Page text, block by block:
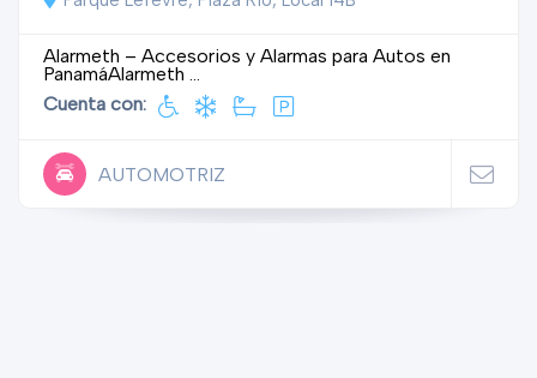
Alarmeth – Accesorios y Alarmas para Autos en
PanamáAlarmeth ...
Cuenta con:
AUTOMOTRIZ